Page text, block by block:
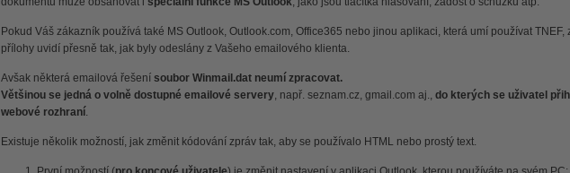
Pokud Váš zákazník používá také MS Outlook, Outlook.com, Office365 nebo jinou aplikaci, která umí používat TNEF,
přílohy uvidí přesně tak, jak byly odeslány z Vašeho emailového klienta.
Avšak některá emailová řešení soubor Winmail.dat neumí zpracovat.
Většinou se jedná o volně dostupné emailové servery, např. seznam.cz, gmail.com aj., do kterých se uživatel
webové rozhraní.
Existuje několik možností, jak změnit kódování zpráv tak, aby se používalo HTML nebo prostý text.